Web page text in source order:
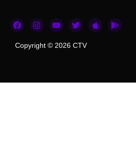
F
a
e
I
n
t
Y
o
t
T
w
t
A
p
G
o
Copyright © 2026 CTV